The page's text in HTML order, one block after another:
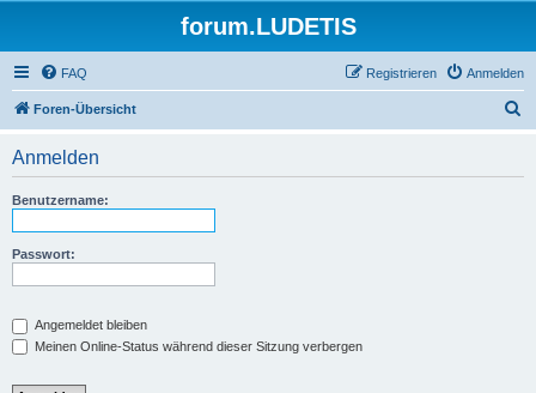
forum.LUDETIS
FAQ Anmelden
Registrieren
Foren-Übersicht
Anmelden
Benutzername:
Passwort:
Angemeldet bleiben
Meinen Online-Status während dieser Sitzung verbergen